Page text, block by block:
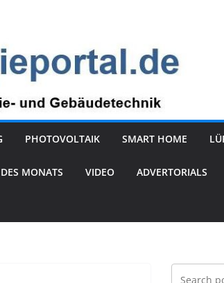
PHOTOVOLTAIK SMART HOME
MONATS VIDEO ADVERTORIALS